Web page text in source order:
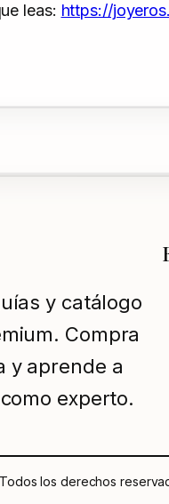
leas: https://
y catálogo
Compra
y aprende a
experto.
los derechos